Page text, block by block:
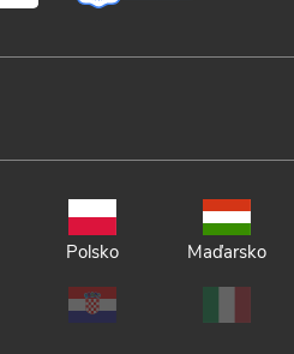
Polsko Maďarsko